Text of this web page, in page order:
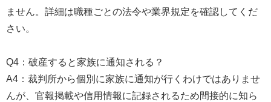
ません。詳細は職種ごとの法令や業界規定を確認してくだ
さい。
Q4：破産すると家族に通知される？
A4：裁判所から個別に家族に通知が行くわけではありませ
んが、官報掲載や信用情報に記録されるため間接的に知ら